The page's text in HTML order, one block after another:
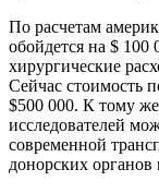
По расчетам
обойдется на $ 100
хирургические
Сейчас стоимость
$500 000. К тому
исследователей
современной
донорских органов